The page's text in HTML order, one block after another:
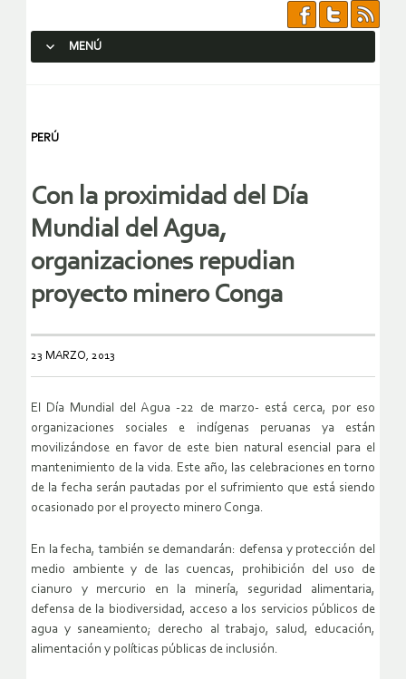
MENÚ
PERÚ
Con la proximidad del Día
Mundial del Agua,
organizaciones repudian
proyecto minero Conga
23 MARZO, 2013
El Día Mundial del Agua -22 de marzo- está cerca, por eso
organizaciones sociales e indígenas peruanas ya están
movilizándose en favor de este bien natural esencial para el
mantenimiento de la vida. Este año, las celebraciones en torno
de la fecha serán pautadas por el sufrimiento que está siendo
ocasionado por el proyecto minero Conga.
En la fecha, también se demandarán: defensa y protección del
medio ambiente y de las cuencas, prohibición del uso de
cianuro y mercurio en la minería, seguridad alimentaria,
defensa de la biodiversidad, acceso a los servicios públicos de
agua y saneamiento; derecho al trabajo, salud, educación,
alimentación y políticas públicas de inclusión.